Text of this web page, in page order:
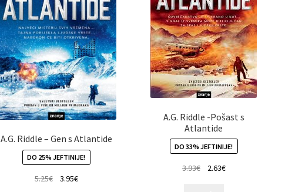
A.G. Riddle – Gen s Atlantide
DO 25% JEFTINIJE!
5.25€ 3.95€
A.G. Riddle -Pošast s
Atlantide
DO 33% JEFTINIJE!
3.93€ 2.63€